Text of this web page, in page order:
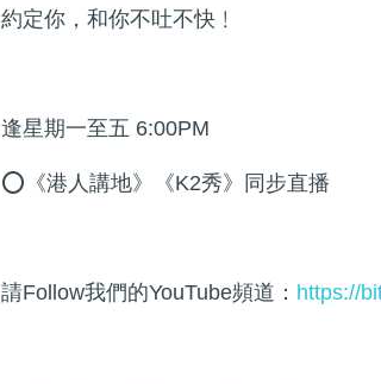
約定你，和你不吐不快﹗
逢星期一至五 6:00PM
⭕《港人講地》《K2秀》同步直播
請Follow我們的YouTube頻道： https://